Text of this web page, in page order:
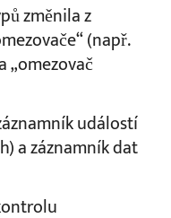
změnila z
(např.
„omezovač
událostí
a záznamník dat